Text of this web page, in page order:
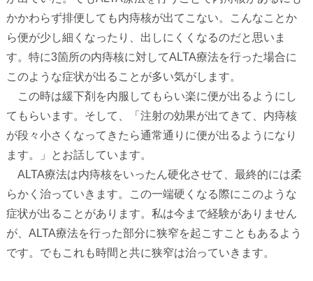
かかわらず排便しても内痔核が出てこない。こんなことか
ら便が少し細くなったり、出しにくくなるのだと思いま
す。特に3箇所の内痔核に対してALTA療法を行った場合に
このような症状が出ることが多い気がします。
この時は緩下剤を内服してもらい楽に便が出るようにし
てもらいます。そして、「注射の効果が出てきて、内痔核
が段々小さくなってきたら通常通りに便が出るようになり
ます。」とお話しています。
ALTA療法は内痔核をいったん硬化させて、最終的には柔
らかく治っていきます。この一端硬くなる際にこのような
症状が出ることがあります。私は今まで経験がありません
が、 ALTA療法を行った部分に狭窄を起こすこともあるよう
です。でもこれも時間と共に狭窄は治っていきます。